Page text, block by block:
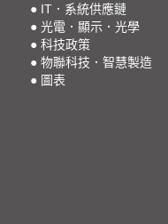
● IT．系統供應鏈
● 光電．顯示．光學
● 科技政策
● 物聯科技．智慧製造
● 圖表